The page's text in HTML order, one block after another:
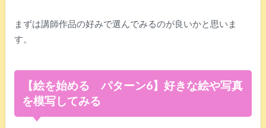
まずは講師作品の好みで選んでみるのが良いかと思いま
す。
【絵を始める パターン6】好きな絵や写真
を模写してみる